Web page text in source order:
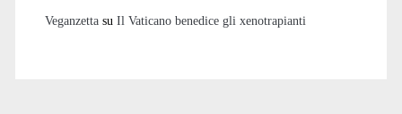
Veganzettasu Il Vaticano benedice gli xenotrapianti